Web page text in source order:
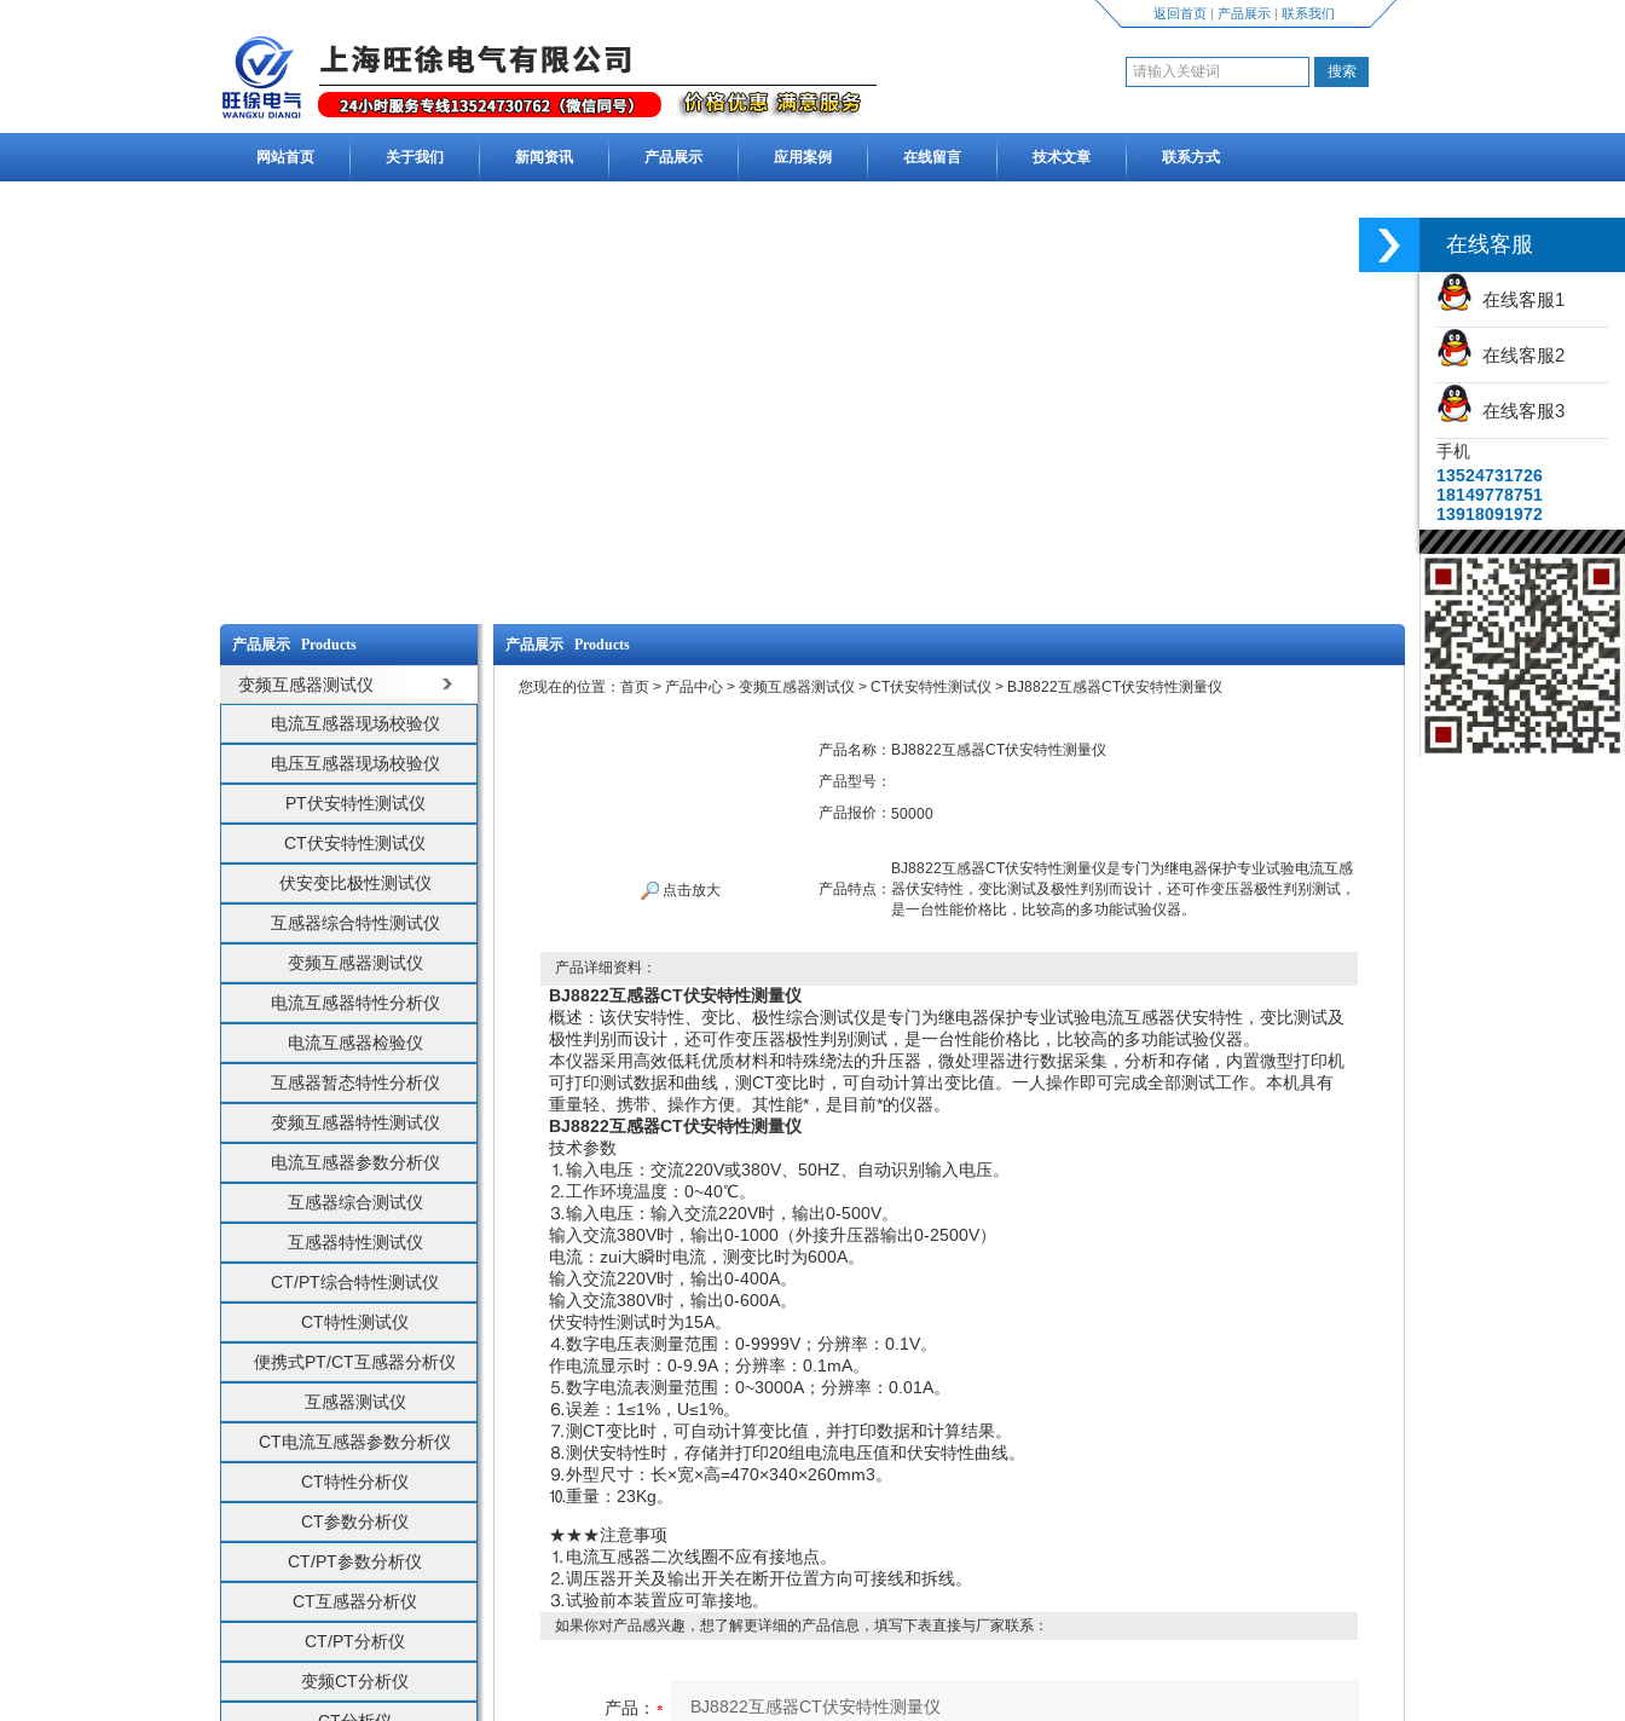
返回首页| 产品展示| 联系我们
网站首页 关于我们 新闻资讯 产品展示 应用案例 在线留言 技术文章 联系方式
产品展示 Products
变频互感器测试仪
电流互感器现场校验仪
电压互感器现场校验仪
PT伏安特性测试仪
CT伏安特性测试仪
伏安变比极性测试仪
互感器综合特性测试仪
变频互感器测试仪
电流互感器特性分析仪
电流互感器检验仪
互感器暂态特性分析仪
变频互感器特性测试仪
电流互感器参数分析仪
互感器综合测试仪
互感器特性测试仪
CT/PT综合特性测试仪
CT特性测试仪
便携式PT/CT互感器分析仪
互感器测试仪
CT电流互感器参数分析仪
CT特性分析仪
CT参数分析仪
CT/PT参数分析仪
CT互感器分析仪
CT/PT分析仪
变频CT分析仪
产品展示 Products
您现在的位置： 首页 > 产品中心 > 变频互感器测试仪 > CT伏安特性测试仪 > BJ8822互感器CT伏安特性测量仪
点击放大
产品名称： BJ8822互感器CT伏安特性测量仪
产品型号：
产品报价： 50000
产品特点：
BJ8822互感器CT伏安特性测量仪是专门为继电器保护专业试验电流互感
器伏安特性，变比测试及极性判别而设计，还可作变压器极性判别测试，
是一台性能价格比，比较高的多功能试验仪器。
产品详细资料：
BJ8822互感器CT伏安特性测量仪
概述：该伏安特性、变比、极性综合测试仪是专门为继电器保护专业试验电流互感器伏安特性，变比测试及
极性判别而设计，还可作变压器极性判别测试，是一台性能价格比，比较高的多功能试验仪器。
本仪器采用高效低耗优质材料和特殊绕法的升压器，微处理器进行数据采集，分析和存储，内置微型打印机
可打印测试数据和曲线，测CT变比时，可自动计算出变比值。一人操作即可完成全部测试工作。本机具有
重量轻、携带、操作方便。其性能*，是目前*的仪器。
BJ8822互感器CT伏安特性测量仪
技术参数
⒈输入电压：交流220V或380V、50HZ、自动识别输入电压。
⒉工作环境温度：0~40℃。
⒊输入电压：输入交流220V时，输出0-500V。
输入交流380V时，输出0-1000（外接升压器输出0-2500V）
电流：zui大瞬时电流，测变比时为600A。
输入交流220V时，输出0-400A。
输入交流380V时，输出0-600A。
伏安特性测试时为15A。
⒋数字电压表测量范围：0-9999V；分辨率：0.1V。
作电流显示时：0-9.9A；分辨率：0.1mA。
⒌数字电流表测量范围：0~3000A；分辨率：0.01A。
⒍误差：1≤1%，U≤1%。
⒎测CT变比时，可自动计算变比值，并打印数据和计算结果。
⒏测伏安特性时，存储并打印20组电流电压值和伏安特性曲线。
⒐外型尺寸：长×宽×高=470×340×260mm3。
⒑重量：23Kg。
★★★注意事项
⒈电流互感器二次线圈不应有接地点。
⒉调压器开关及输出开关在断开位置方向可接线和拆线。
⒊试验前本装置应可靠接地。
如果你对产品感兴趣，想了解更详细的产品信息，填写下表直接与厂家联系：
产品：
在线客服
在线客服1
在线客服2
在线客服3
手机
13524731726
18149778751
13918091972